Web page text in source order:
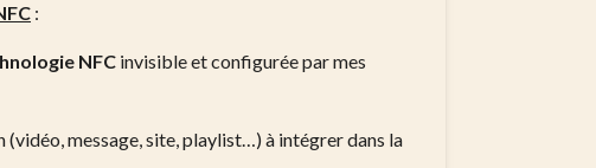
:
NFC invisible et configurée par mes
(vidéo, message, site, playlist…) à intégrer dans la